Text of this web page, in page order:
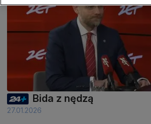
Bida z nędzą
27.01.2026